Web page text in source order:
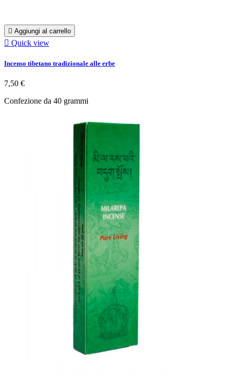
 Aggiungi al carrello
 Quick view
Incenso tibetano tradizionale alle erbe
7,50 €
Confezione da 40 grammi